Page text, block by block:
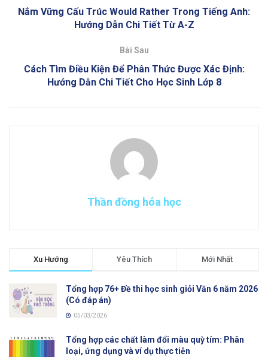
Nắm Vững Cấu Trúc Would Rather Trong Tiếng Anh:
Hướng Dẫn Chi Tiết Từ A-Z
Bài Sau
Cách Tìm Điều Kiện Để Phân Thức Được Xác Định:
Hướng Dẫn Chi Tiết Cho Học Sinh Lớp 8
Thần đồng hóa học
Xu Hướng Yêu Thích Mới Nhất
Tổng hợp 76+ Đề thi học sinh giỏi Văn 6 năm 2026
(Có đáp án)
05/03/2026
Tổng hợp các chất làm đổi màu quỳ tím: Phân
loại, ứng dụng và ví dụ thực tiễn